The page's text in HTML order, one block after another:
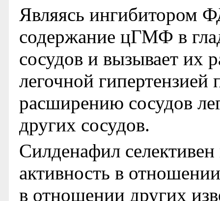
Являясь ингибитором
содержание цГМФ в
сосудов и вызывает их
легочной
расширению сосудов
других сосудов.
Силденафил
активность в
в отношении других